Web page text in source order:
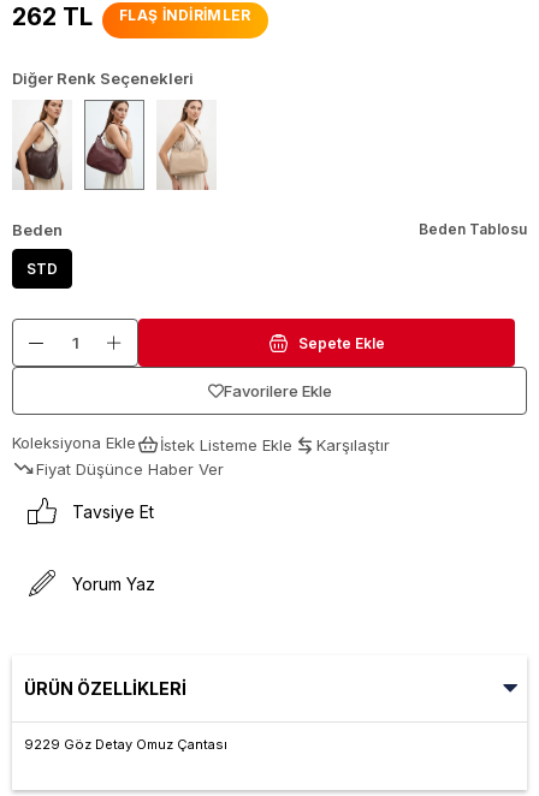
262 TL FLAŞ İNDİRİMLER
Diğer Renk Seçenekleri
Beden
STD
Beden Tablosu
Favorilere Ekle
Koleksiyona Ekle İstek Listeme Ekle
Karşılaştır
Fiyat Düşünce Haber Ver
Tavsiye Et
Yorum Yaz
ÜRÜN ÖZELLIKLERI
9229 Göz Detay Omuz Çantası